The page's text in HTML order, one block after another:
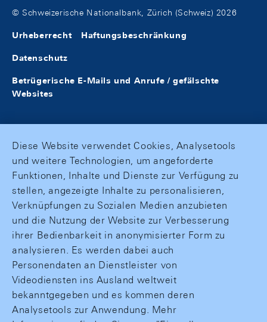
© Schweizerische Nationalbank, Zürich (Schweiz) 2026
Urheberrecht Haftungsbeschränkung
Datenschutz
Betrügerische E-Mails und Anrufe / gefälschte
Websites
Diese Website verwendet Cookies, Analysetools
und weitere Technologien, um angeforderte
Funktionen, Inhalte und Dienste zur Verfügung zu
stellen, angezeigte Inhalte zu personalisieren,
Verknüpfungen zu Sozialen Medien anzubieten
und die Nutzung der Website zur Verbesserung
ihrer Bedienbarkeit in anonymisierter Form zu
analysieren. Es werden dabei auch
Personendaten an Dienstleister von
Videodiensten ins Ausland weltweit
bekanntgegeben und es kommen deren
Analysetools zur Anwendung. Mehr